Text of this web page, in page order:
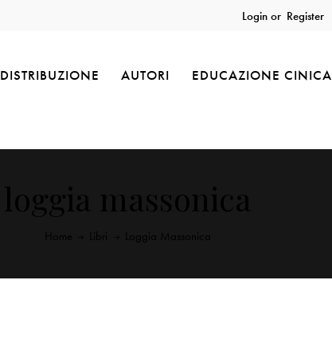
Login or Register
DISTRIBUZIONE AUTORI EDUCAZIONE CINICA